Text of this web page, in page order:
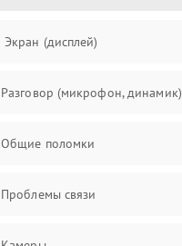
Экран (дисплей)
Разговор (микрофон, динамик)
Общие поломки
Проблемы связи